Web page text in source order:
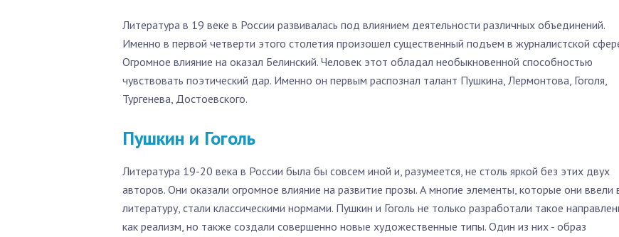
Литература в 19 веке в России развивалась под влиянием деятельности различных объединений.
Именно в первой четверти этого столетия произошел существенный подъем в журналистской
Огромное влияние на оказал Белинский. Человек этот обладал необыкновенной способностью
чувствовать поэтический дар. Именно он первым распознал талант Пушкина, Лермонтова, Гоголя,
Тургенева, Достоевского.
Пушкин и Гоголь
Литература 19-20 века в России была бы совсем иной и, разумеется, не столь яркой без этих двух
авторов. Они оказали огромное влияние на развитие прозы. А многие элементы, которые они ввели
литературу, стали классическими нормами. Пушкин и Гоголь не только разработали такое
как реализм, но также создали совершенно новые художественные типы. Один из них - образ